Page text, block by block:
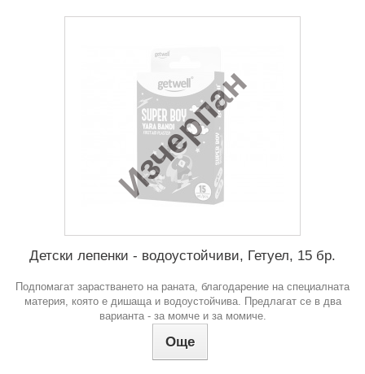
Изчерпан
Детски лепенки - водоустойчиви, Гетуел, 15 бр.
Подпомагат зарастването на раната, благодарение на специалната
материя, която е дишаща и водоустойчива. Предлагат се в два
варианта - за момче и за момиче.
Още